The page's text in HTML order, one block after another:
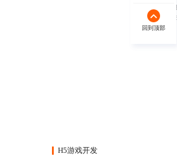
秉承“
H5游戏开发
回到顶部
回到顶部